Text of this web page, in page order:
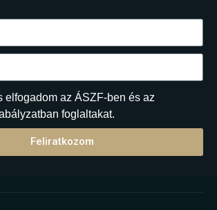
elfogadom az ÁSZF-ben és az
foglaltakat.
Feliratkozom